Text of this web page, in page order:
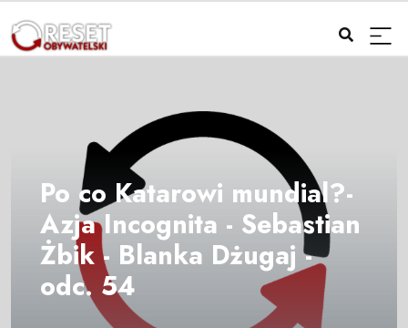
Po co Katarowi mundial?-
Azja Incognita - Sebastian
Żbik - Blanka Dżugaj -
odc. 54